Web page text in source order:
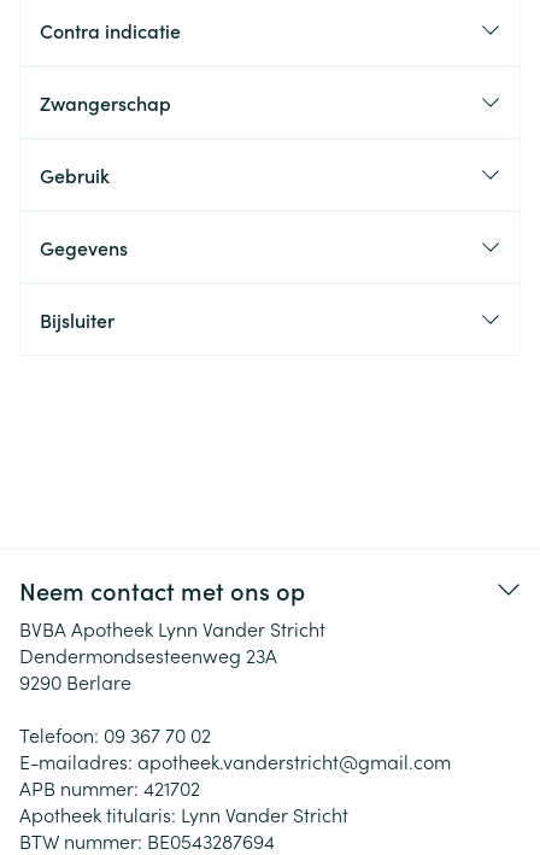
Contra indicatie
Zwangerschap
Gebruik
Gegevens
Bijsluiter
Neem contact met ons op
BVBA Apotheek Lynn Vander Stricht
Dendermondsesteenweg 23A
9290 Berlare
Telefoon: 09 367 70 02
E-mailadres: apotheek.vanderstricht@gmail.com
APB nummer: 421702
Apotheek titularis: Lynn Vander Stricht
BTW nummer: BE0543287694